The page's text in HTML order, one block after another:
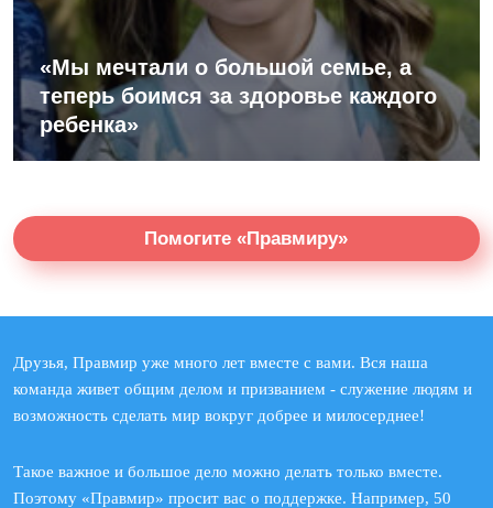
«Мы мечтали о большой семье, а
теперь боимся за здоровье каждого
ребенка»
Помогите «Правмиру»
Друзья, Правмир уже много лет вместе с вами. Вся наша
команда живет общим делом и призванием - служение людям и
возможность сделать мир вокруг добрее и милосерднее!
Такое важное и большое дело можно делать только вместе.
Поэтому «Правмир» просит вас о поддержке. Например, 50